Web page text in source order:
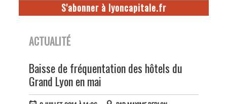
S'abonner à lyoncapitale.fr
ACTUALITÉ
Baisse de fréquentation des hôtels du
Grand Lyon en mai